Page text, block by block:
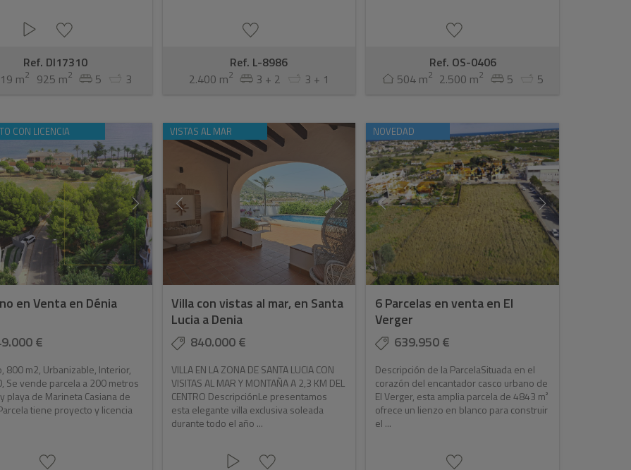
Ref. DI17310
m2 925 m2 5 3
Ref. L-8986
2.400 m2 3 + 2 3 + 1
Ref. OS-0406
504 m2 2.500 m2 5 5
CON LICENCIA
en Venta en Dénia
€
800 m2, Urbanizable, Interior,
Se vende parcela a 200 metros
playa de Marineta Casiana de
tiene proyecto y licencia
VISTAS AL MAR
Villa con vistas al mar, en Santa
Lucia a Denia
840.000 €
VILLA EN LA ZONA DE SANTA LUCIA CON
VISITAS AL MAR Y MONTAÑA A 2,3 KM DEL
CENTRO DescripciónLe presentamos
esta elegante villa exclusiva soleada
durante todo el año ...
NOVEDAD
6 Parcelas en venta en El
Verger
639.950 €
Descripción de la ParcelaSituada en el
corazón del encantador casco urbano de
El Verger, esta amplia parcela de 4843 m²
ofrece un lienzo en blanco para construir
el ...